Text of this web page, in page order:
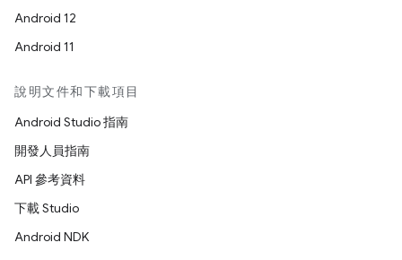
Android 12
Android 11
說明文件和下載項目
Android Studio 指南
開發人員指南
API 參考資料
下載 Studio
Android NDK